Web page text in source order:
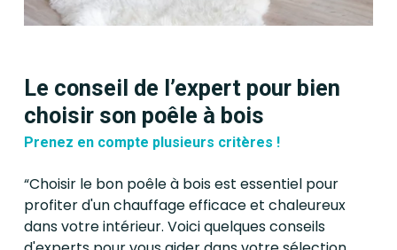
intérieur de manière optimale
respectueuses de
l’environnement. Faites-nous
projet d’installation de poêle à
bois et créez une ambiance
chaleureuse et confortable
chez vous. Contactez-nous
dès maintenant pour
demander un devis
personnalisé et bénéficier de
Le conseil de l’expert pour bien
choisir son poêle à bois
Prenez en compte plusieurs critères !
“Choisir le bon poêle à bois est essentiel pour
profiter d'un chauffage efficace et chaleureux
dans votre intérieur. Voici quelques conseils